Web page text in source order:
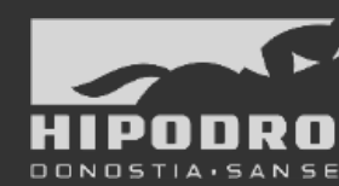
02/08 17:30
12/08 12:24